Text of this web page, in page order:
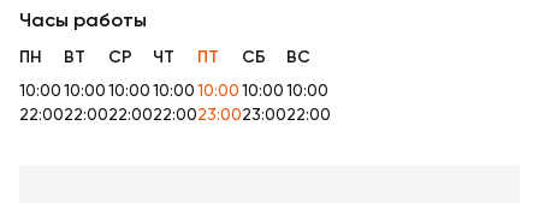
Часы работы
ПН
10:00
22:00
ВТ
10:00
22:00
СР
10:00
22:00
ЧТ
10:00
22:00
ПТ
10:00
23:00
СБ
10:00
23:00
ВС
10:00
22:00